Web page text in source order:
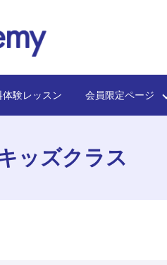
体験レッスン 会員限定ページ
ッズクラス